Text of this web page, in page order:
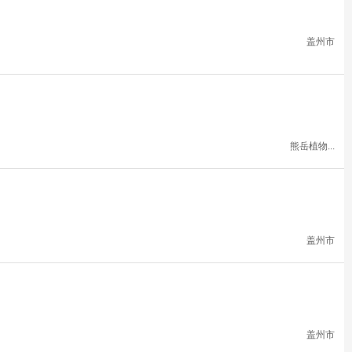
盖州市
熊岳植物...
盖州市
盖州市